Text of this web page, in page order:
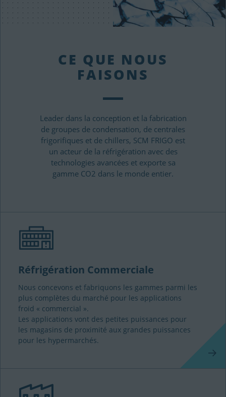
CE QUE NOUS
FAISONS
Leader dans la conception et la fabrication
de groupes de condensation, de centrales
frigorifiques et de chillers, SCM FRIGO est
un acteur de la réfrigération avec des
technologies avancées et exporte sa
gamme CO2 dans le monde entier.
Réfrigération Commerciale
Nous concevons et fabriquons les gammes parmi les
plus complètes du marché pour les applications
froid « commercial ».
Les applications vont des petites puissances pour
les magasins de proximité aux grandes puissances
pour les hypermarchés.